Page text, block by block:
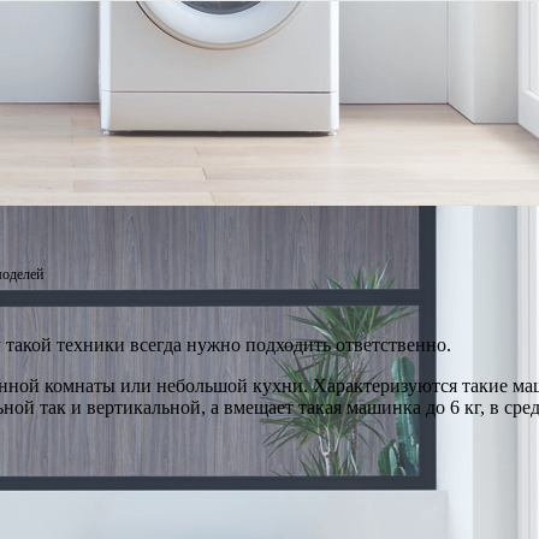
техники всегда нужно подходить ответственно.
комнаты или небольшой кухни. Характеризуются такие
так и вертикальной, а вмещает такая машинка до 6 кг, в